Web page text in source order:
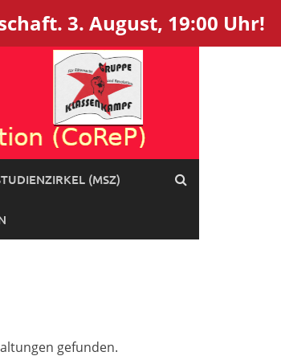
3. August, 19:00 Uhr!
(MSZ)
gefunden.